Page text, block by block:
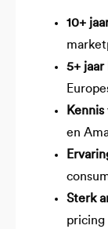
10+
5+ jaar
Kennis
en
Sterk
pricing